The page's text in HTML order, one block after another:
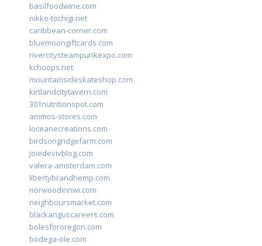
basilfoodwine.com
nikko-tochigi.net
caribbean-corner.com
bluemoongiftcards.com
rivercitysteampunkexpo.com
kchoops.net
mountainsideskateshop.com
kirtlandcitytavern.com
301nutritionspot.com
ammos-stores.com
loceanecreations.com
birdsongridgefarm.com
joiedevivblog.com
valera-amsterdam.com
libertybrandhemp.com
norwoodinnwi.com
neighboursmarket.com
blackanguscareers.com
bolesfororegon.com
bodega-ole.com